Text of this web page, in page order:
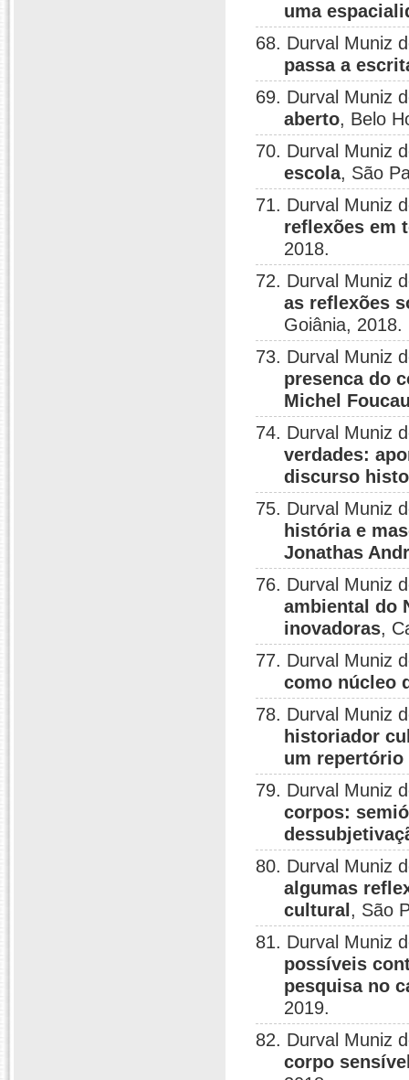
uma
68. Durval Muniz
passa a
69. Durval Muniz
aberto, Belo
70. Durval Muniz
escola, São
71. Durval Muniz
reflexões em
2018.
72. Durval Muniz
as reflexões
Goiânia, 2018.
73. Durval Muniz
presenca do
Michel
74. Durval Muniz
verdades:
discurso
75. Durval Muniz
história e
Jonathas
76. Durval Muniz
ambiental do
inovadoras,
77. Durval Muniz
como núcleo
78. Durval Muniz
historiador
um
79. Durval Muniz
corpos:
80. Durval Muniz
algumas
cultural , São
81. Durval Muniz
possíveis
pesquisa no
2019.
82. Durval Muniz
corpo